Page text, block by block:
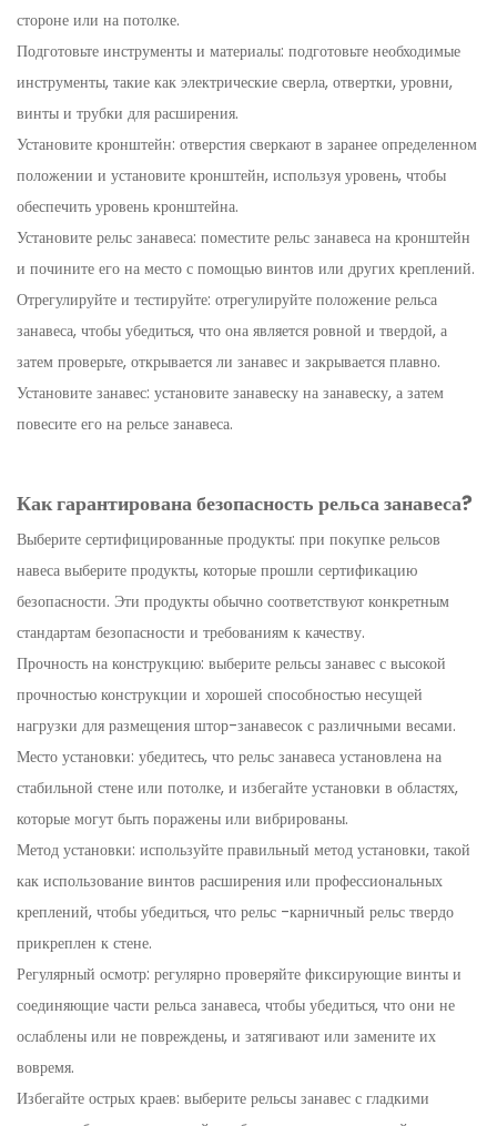
стороне или на потолке.
Подготовьте инструменты и материалы: подготовьте необходимые
инструменты, такие как электрические сверла, отвертки, уровни,
винты и трубки для расширения.
Установите кронштейн: отверстия сверкают в заранее определенном
положении и установите кронштейн, используя уровень, чтобы
обеспечить уровень кронштейна.
Установите рельс занавеса: поместите рельс занавеса на кронштейн
и почините его на место с помощью винтов или других креплений.
Отрегулируйте и тестируйте: отрегулируйте положение рельса
занавеса, чтобы убедиться, что она является ровной и твердой, а
затем проверьте, открывается ли занавес и закрывается плавно.
Установите занавес: установите занавеску на занавеску, а затем
повесите его на рельсе занавеса.
Как гарантирована безопасность рельса занавеса?
Выберите сертифицированные продукты: при покупке рельсов
навеса выберите продукты, которые прошли сертификацию
безопасности. Эти продукты обычно соответствуют конкретным
стандартам безопасности и требованиям к качеству.
Прочность на конструкцию: выберите рельсы занавес с высокой
прочностью конструкции и хорошей способностью несущей
нагрузки для размещения штор-занавесок с различными весами.
Место установки: убедитесь, что рельс занавеса установлена ​​на
стабильной стене или потолке, и избегайте установки в областях,
которые могут быть поражены или вибрированы.
Метод установки: используйте правильный метод установки, такой
как использование винтов расширения или профессиональных
креплений, чтобы убедиться, что рельс -карничный рельс твердо
прикреплен к стене.
Регулярный осмотр: регулярно проверяйте фиксирующие винты и
соединяющие части рельса занавеса, чтобы убедиться, что они не
ослаблены или не повреждены, и затягивают или замените их
вовремя.
Избегайте острых краев: выберите рельсы занавес с гладкими